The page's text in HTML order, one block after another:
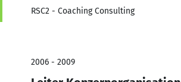
RSC2 - Coaching Consulting
2006 - 2009